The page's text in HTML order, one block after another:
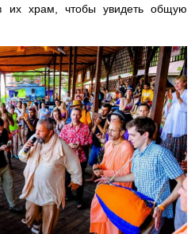
их храм, чтобы увидеть общую